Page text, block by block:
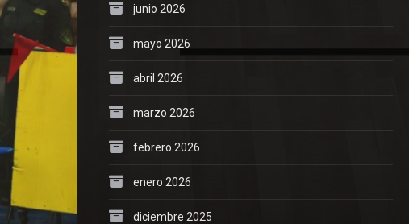
junio 2026
mayo 2026
abril 2026
marzo 2026
febrero 2026
enero 2026
diciembre 2025